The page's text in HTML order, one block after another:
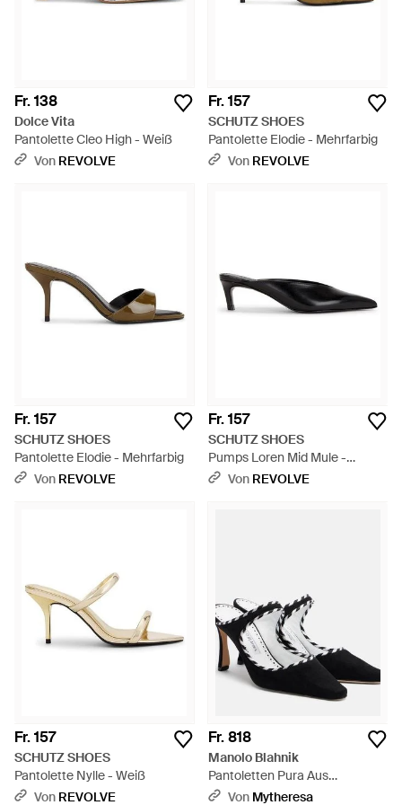
Fr. 138
Dolce Vita
Pantolette Cleo High - Weiß
Von REVOLVE
Fr. 157
SCHUTZ SHOES
Pantolette Elodie - Mehrfarbig
Von REVOLVE
Fr. 157
SCHUTZ SHOES
Pantolette Elodie - Mehrfarbig
Von REVOLVE
Fr. 157
SCHUTZ SHOES
Pumps Loren Mid Mule -
Schwarz
Von REVOLVE
Fr. 157
SCHUTZ SHOES
Pantolette Nylle - Weiß
Von REVOLVE
Fr. 818
Manolo Blahnik
Pantoletten Pura Aus
Veloursleder - Schwarz
Von Mytheresa